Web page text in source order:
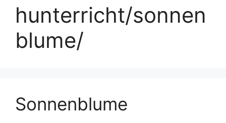
hunterricht/sonnen
blume/
Sonnenblume